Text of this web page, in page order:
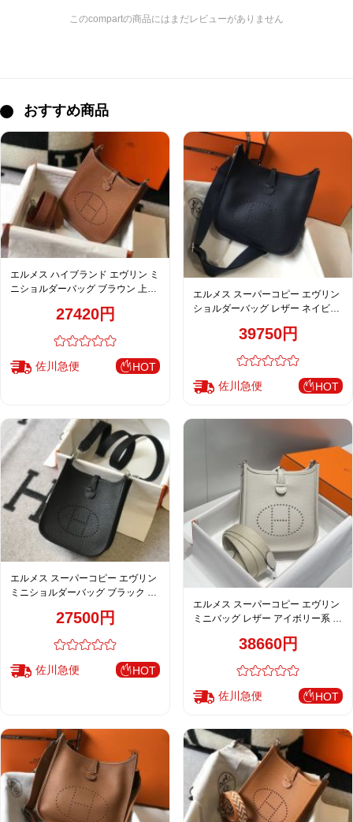
このcompartの商品にはまだレビューがありません
おすすめ商品
エルメス ハイブランド エヴリン ミ
ニショルダーバッグ ブラウン 上質
27420円
佐川急便 HOT
エルメス スーパーコピー エヴリン
ショルダーバッグ レザー ネイビー
39750円
佐川急便 HOT
エルメス スーパーコピー エヴリン
ミニショルダーバッグ ブラック パ
27500円
佐川急便 HOT
エルメス スーパーコピー エヴリン
ミニバッグ レザー アイボリー系 ナ
38660円
佐川急便 HOT